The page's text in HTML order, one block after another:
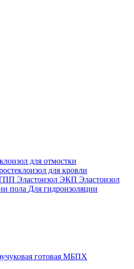
для отмостки
для кровли
Эластоизол ЭКП Эластоизол
пола Для гидроизоляции
готовая МБПХ